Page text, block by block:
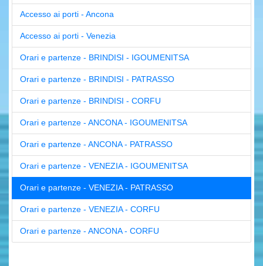
Accesso ai porti - Ancona
Accesso ai porti - Venezia
Orari e partenze - BRINDISI - IGOUMENITSA
Orari e partenze - BRINDISI - PATRASSO
Orari e partenze - BRINDISI - CORFU
Orari e partenze - ANCONA - IGOUMENITSA
Orari e partenze - ANCONA - PATRASSO
Orari e partenze - VENEZIA - IGOUMENITSA
Orari e partenze - VENEZIA - PATRASSO
Orari e partenze - VENEZIA - CORFU
Orari e partenze - ANCONA - CORFU